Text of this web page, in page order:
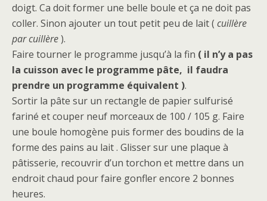
doigt. Ca doit former une belle boule et ça ne doit pas
coller. Sinon ajouter un tout petit peu de lait ( cuillère
par cuillère).
Faire tourner le programme jusqu’à la fin ( il n’y a pas
la cuisson avec le programme pâte, il faudra
prendre un programme équivalent ).
Sortir la pâte sur un rectangle de papier sulfurisé
fariné et couper neuf morceaux de 100 / 105 g. Faire
une boule homogène puis former des boudins de la
forme des pains au lait . Glisser sur une plaque à
pâtisserie, recouvrir d’un torchon et mettre dans un
endroit chaud pour faire gonfler encore 2 bonnes
heures.